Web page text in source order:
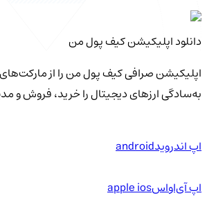
دانلود اپلیکیشن کیف‌ پول من
اپلیکیشن صرافی کیف پول من را از مارکت‌های
به‌سادگی ارزهای دیجیتال را خرید، فروش و
اپ اندرویدandroid
اپ آی‌او‌اسapple ios